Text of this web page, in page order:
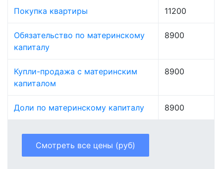
Покупка квартиры 11200
Обязательство по материнскому
капиталу
8900
Купли-продажа с материнским
капиталом
8900
Доли по материнскому капиталу 8900
Смотреть все цены (руб)